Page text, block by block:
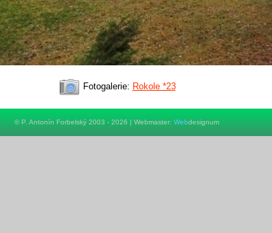
Fotogalerie: Rokole *23
© P. Antonín Forbelský 2003 - 2026 | Webmaster: Webdesignum